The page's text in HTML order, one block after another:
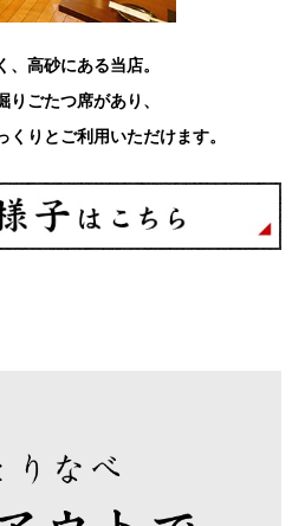
、高砂にある当店。
りごたつ席があり、
りとご利用いただけます。